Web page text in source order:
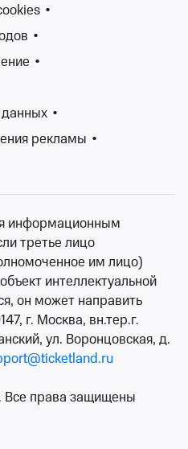
который бы не
настоящее время – это
в
берет свое начало с
время существования он
вещи, как «Кошки»,
– суперзвезда»,
здесь нет ограничений.
история, детская сказка,
сценарием. Он
направления –
и оперу, мелодии джаза и
шоу, и многое
своим многообразием и
все лучшее, что
Сочи. Здесь вы
и драматические
мирового
билеты на мюзикл,
•
•
•
•
рекламы •
информационным
третье лицо
им лицо)
интеллектуальной
он может направить
г. Москва, вн.тер.г.
ул. Воронцовская, д.
права защищены